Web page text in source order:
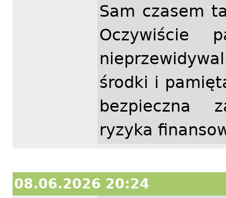
Sam czasem
Oczywiście
środki i
bezpieczna
ryzyka
08.06.2026 20:24